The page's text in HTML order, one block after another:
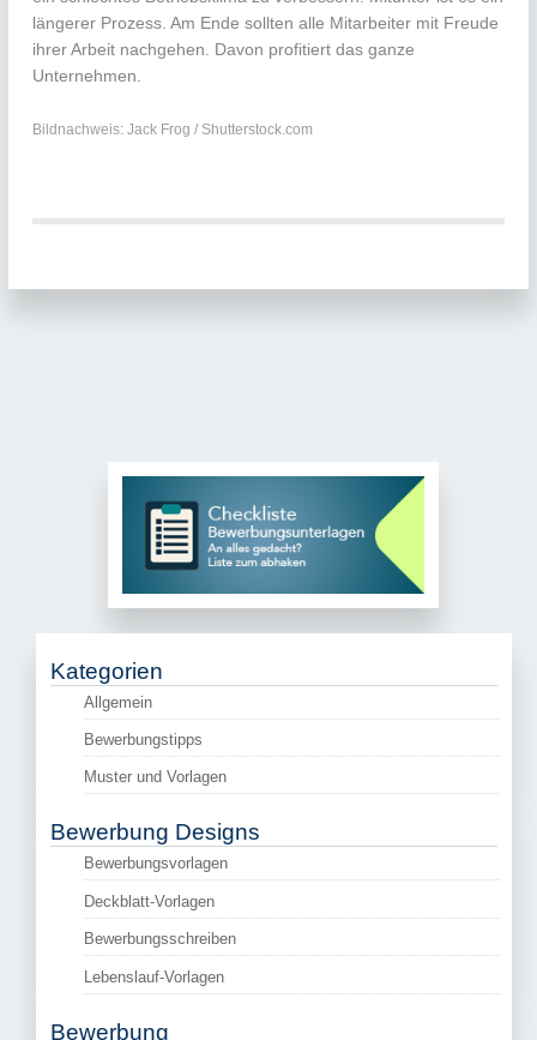
längerer Prozess. Am Ende sollten alle Mitarbeiter mit Freude
ihrer Arbeit nachgehen. Davon profitiert das ganze
Unternehmen.
Bildnachweis: Jack Frog / Shutterstock.com
Kategorien
Allgemein
Bewerbungstipps
Muster und Vorlagen
Bewerbung Designs
Bewerbungsvorlagen
Deckblatt-Vorlagen
Bewerbungsschreiben
Lebenslauf-Vorlagen
Bewerbung